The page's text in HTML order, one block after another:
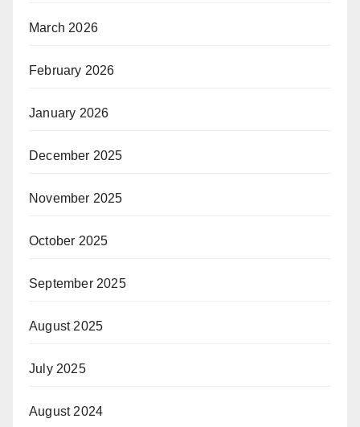
March 2026
February 2026
January 2026
December 2025
November 2025
October 2025
September 2025
August 2025
July 2025
August 2024